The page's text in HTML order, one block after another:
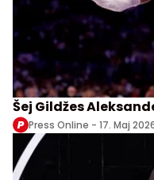
Šej Gildžes
Press Online - 17. Maj